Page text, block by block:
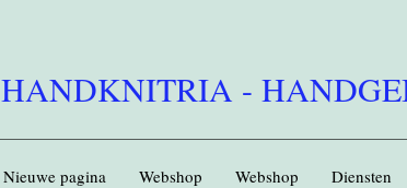
HANDKNITRIA -
Nieuwe pagina Webshop Webshop Diensten